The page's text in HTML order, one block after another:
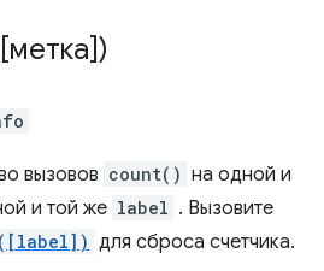
[метка])
вызовов count() на одной и
и той же label . Вызовите
для сброса счетчика.